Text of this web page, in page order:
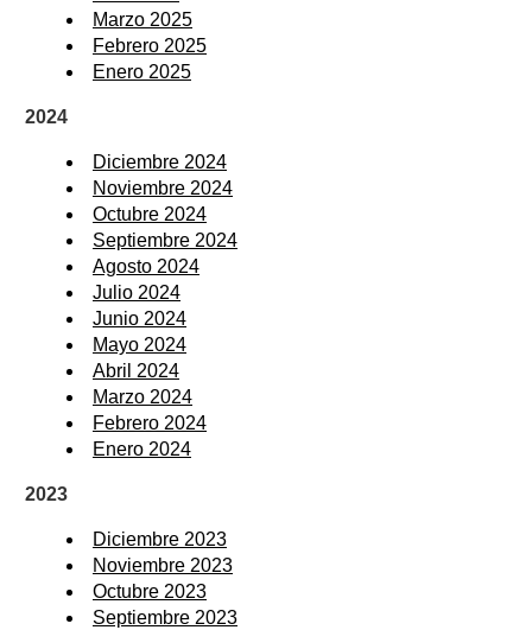
Marzo 2025
Febrero 2025
Enero 2025
2024
Diciembre 2024
Noviembre 2024
Octubre 2024
Septiembre 2024
Agosto 2024
Julio 2024
Junio 2024
Mayo 2024
Abril 2024
Marzo 2024
Febrero 2024
Enero 2024
2023
Diciembre 2023
Noviembre 2023
Octubre 2023
Septiembre 2023